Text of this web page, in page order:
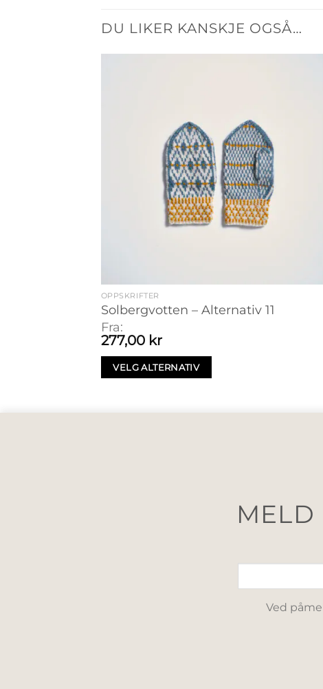
DU LIKER KANSKJE OGSÅ…
OPPSKRIFTER
Solbergvotten – Alternativ 11
Fra:
277,00 kr
VELG ALTERNATIV
MELD
Ved